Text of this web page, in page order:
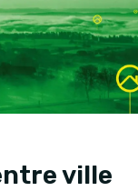
ville